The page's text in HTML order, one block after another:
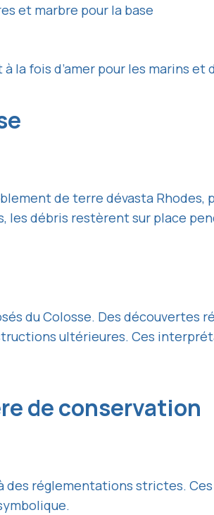
et marbre pour la base
la fois d’amer pour les marins et
de terre dévasta
débris restèrent sur place
du Colosse. Des découvertes
ultérieures. Ces
de conservation
des réglementations strictes.